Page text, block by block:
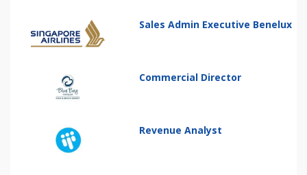
Sales Admin Executive Benelux
Commercial Director
Revenue Analyst